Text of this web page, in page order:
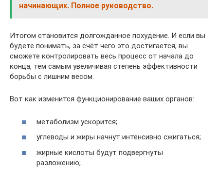
начинающих. Полное руководство.
Итогом становится долгожданное похудение. И если вы
будете понимать, за счёт чего это достигается, вы
сможете контролировать весь процесс от начала до
конца, тем самым увеличивая степень эффективности
борьбы с лишним весом.
Вот как изменится функционирование ваших органов:
метаболизм ускорится;
углеводы и жиры начнут интенсивно сжигаться;
жирные кислоты будут подвергнуты
разложению;